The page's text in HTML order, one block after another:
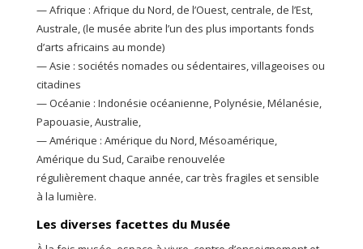
— Afrique : Afrique du Nord, de l’Ouest, centrale, de l’Est,
Australe, (le musée abrite l’un des plus importants fonds
d’arts africains au monde)
— Asie : sociétés nomades ou sédentaires, villageoises ou
citadines
— Océanie : Indonésie océanienne, Polynésie, Mélanésie,
Papouasie, Australie,
— Amérique : Amérique du Nord, Mésoamérique,
Amérique du Sud, Caraïbe renouvelée
régulièrement chaque année, car très fragiles et sensible
à la lumière.
Les diverses facettes du Musée